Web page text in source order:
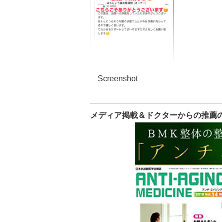
Screenshot
メディア掲載＆ドクターからの推薦